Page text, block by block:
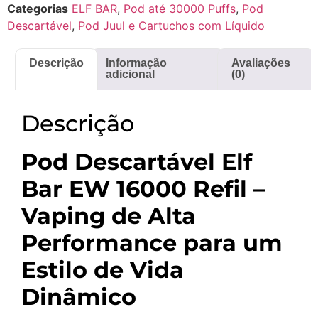
Categorias ELF BAR, Pod até 30000 Puffs, Pod
Descartável, Pod Juul e Cartuchos com Líquido
Descrição
Informação
adicional
Avaliações
(0)
Descrição
Pod Descartável Elf
Bar EW 16000 Refil –
Vaping de Alta
Performance para um
Estilo de Vida
Dinâmico